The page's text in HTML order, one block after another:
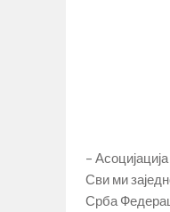
–
Сви ми
Срба